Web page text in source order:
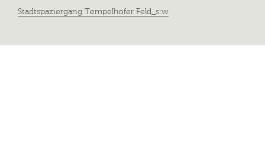
Stadtspaziergang Tempelhofer Feld_s:w